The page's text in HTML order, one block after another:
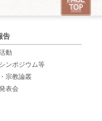
告
動
ンポジウム等
宗教論叢
表会